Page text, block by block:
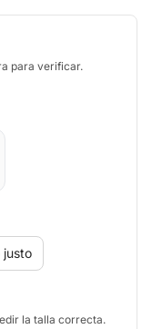
para verificar.
justo
la talla correcta.